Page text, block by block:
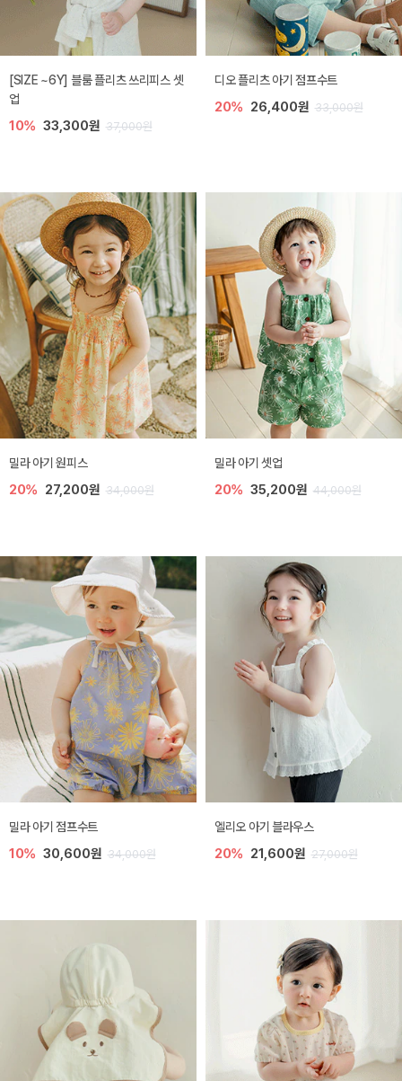
[SIZE ~6Y] 블룸 플리츠 쓰리피스 셋
업
10% 33,300원 37,000원
디오 플리츠 아기 점프수트
20% 26,400원 33,000원
밀라 아기 원피스
20% 27,200원 34,000원
밀라 아기 셋업
20% 35,200원 44,000원
밀라 아기 점프수트
10% 30,600원 34,000원
엘리오 아기 블라우스
20% 21,600원 27,000원